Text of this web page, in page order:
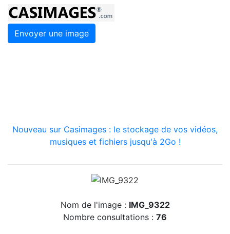
Envoyer une image
Nouveau sur Casimages : le stockage de vos vidéos,
musiques et fichiers jusqu'à 2Go !
Nom de l'image : IMG_9322
Nombre consultations : 76